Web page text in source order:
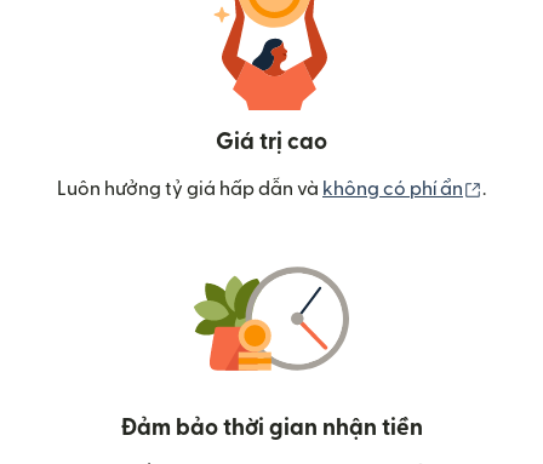
Giá trị cao
Luôn hưởng tỷ giá hấp dẫn và không có phí ẩn .
Đảm bảo thời gian nhận tiền